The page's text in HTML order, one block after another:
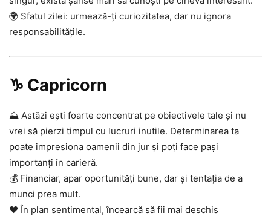
🌍 Sfatul zilei: urmează-ți curiozitatea, dar nu ignora
responsabilitățile.
♑ Capricorn
⛰️ Astăzi ești foarte concentrat pe obiectivele tale și nu
vrei să pierzi timpul cu lucruri inutile. Determinarea ta
poate impresiona oamenii din jur și poți face pași
importanți în carieră.
💰 Financiar, apar oportunități bune, dar și tentația de a
munci prea mult.
❤️ În plan sentimental, încearcă să fii mai deschis